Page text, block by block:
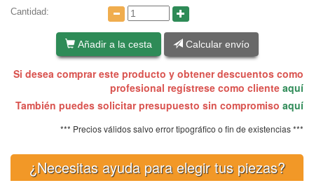
Cantidad:
Añadir a la cesta Calcular envío
Si desea comprar este producto y obtener descuentos como
profesional regístrese como cliente aquí
También puedes solicitar presupuesto sin compromiso aquí
*** Precios válidos salvo error tipográfico o fin de existencias ***
¿Necesitas ayuda para elegir tus piezas?